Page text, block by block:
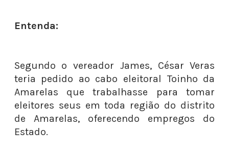
Entenda:
Segundo o vereador James, César Veras
teria pedido ao cabo eleitoral Toinho da
Amarelas que trabalhasse para tomar
eleitores seus em toda região do distrito
de Amarelas, oferecendo empregos do
Estado.